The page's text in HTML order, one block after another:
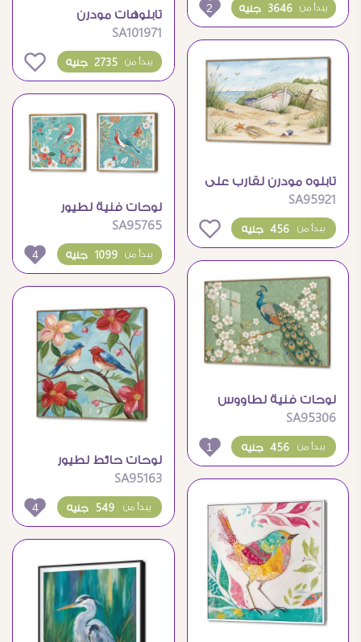
3646 جنيه يبدأ من 2
تابلوهات مودرن
لحيوانات الغابة اللطيفة
لغرف الأطفال
SA101971
2735 جنيه يبدأ من 0
تابلوه مودرن لقارب على
شاطئ البحر الهادئ
SA95921
456 جنيه يبدأ من
لوحات فنية لطيور
وفراشات على أغصان
الشجر
SA95765
1099 جنيه يبدأ من 4
لوحات فنية لطاووس
جميل على غصن شجرة
مزهرة
SA95306
456 جنيه يبدأ من 1
لوحات حائط لطيور
ملونة على أغصان الزهور
SA95163
549 جنيه يبدأ من 4